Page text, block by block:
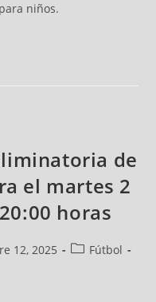
niños.
de
el martes 2
horas
12, 2025
Fútbol